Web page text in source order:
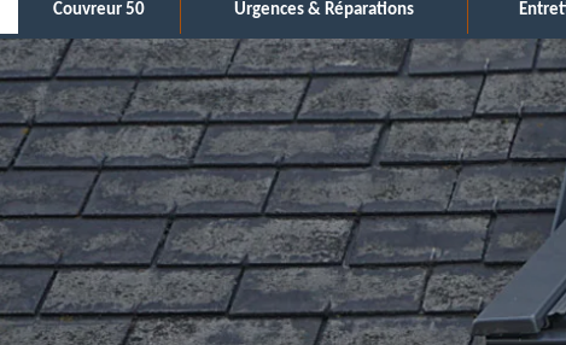
Couvreur 50 Urgences & Réparations